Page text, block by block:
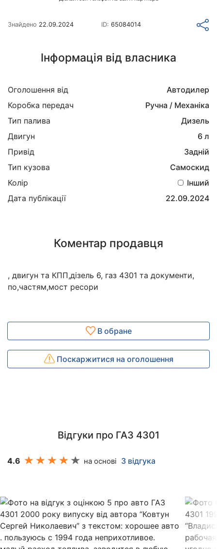
Знайдено 22.09.2024 ID: 65084014
Інформація від власника
Оголошення від
Автодилер
Коробка передач
Ручна / Механіка
Тип палива
Дизель
Двигун
6 л
Привід
Задній
Тип кузова
Самоскид
Колір
Інший
Дата публікації
22.09.2024
Коментар продавця
, двигун та КПП,дізель 6, газ 4301 та документи,
по,частям,мост ресори
В обране
Поскаржитися на оголошення
Відгуки про ГАЗ 4301
4.6 на основі 3 відгука